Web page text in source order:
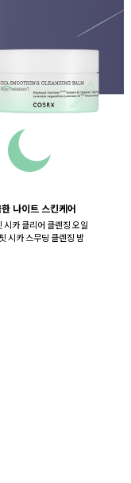
나이트 스킨케어
시카 클리어 클렌징 오일
시카 스무딩 클렌징 밤